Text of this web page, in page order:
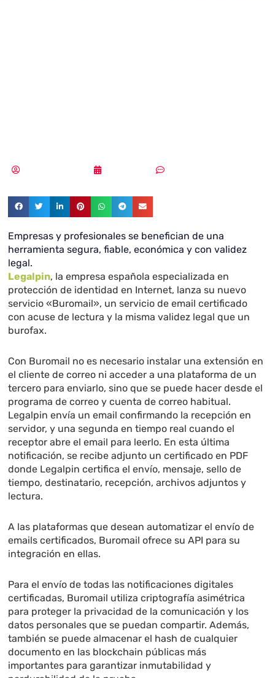
Empresas y profesionales se benefician de una
herramienta segura, fiable, económica y con validez
legal.
Legalpin, la empresa española especializada en
protección de identidad en Internet, lanza su nuevo
servicio «Buromail», un servicio de email certificado
con acuse de lectura y la misma validez legal que un
burofax.
Con Buromail no es necesario instalar una extensión en
el cliente de correo ni acceder a una plataforma de un
tercero para enviarlo, sino que se puede hacer desde el
programa de correo y cuenta de correo habitual.
Legalpin envía un email confirmando la recepción en
servidor, y una segunda en tiempo real cuando el
receptor abre el email para leerlo. En esta última
notificación, se recibe adjunto un certificado en PDF
donde Legalpin certifica el envío, mensaje, sello de
tiempo, destinatario, recepción, archivos adjuntos y
lectura.
A las plataformas que desean automatizar el envío de
emails certificados, Buromail ofrece su API para su
integración en ellas.
Para el envío de todas las notificaciones digitales
certificadas, Buromail utiliza criptografía asimétrica
para proteger la privacidad de la comunicación y los
datos personales que se puedan compartir. Además,
también se puede almacenarel hash de cualquier
documento en las blockchain públicas más
importantes para garantizar inmutabilidad y